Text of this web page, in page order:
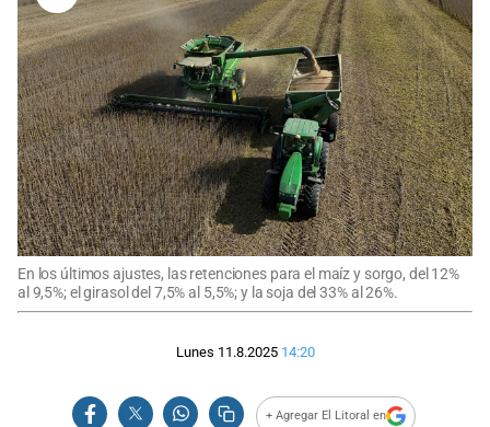
En los últimos ajustes, las retenciones para el maíz y sorgo, del 12%
al 9,5%; el girasol del 7,5% al 5,5%; y la soja del 33% al 26%.
Lunes 11.8.2025 14:20
+ Agregar El Litoral en